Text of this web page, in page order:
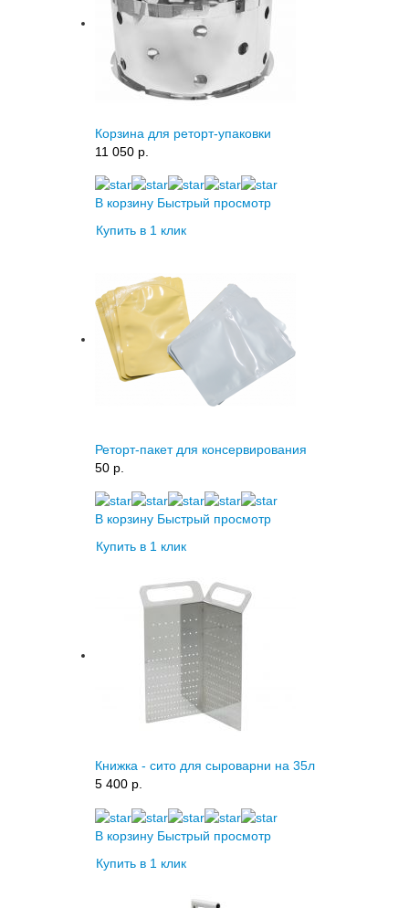
Корзина для реторт-упаковки
11 050 p.
В корзину Быстрый просмотр
Купить в 1 клик
Реторт-пакет для консервирования
50 p.
В корзину Быстрый просмотр
Купить в 1 клик
Книжка - сито для сыроварни на 35л
5 400 p.
В корзину Быстрый просмотр
Купить в 1 клик